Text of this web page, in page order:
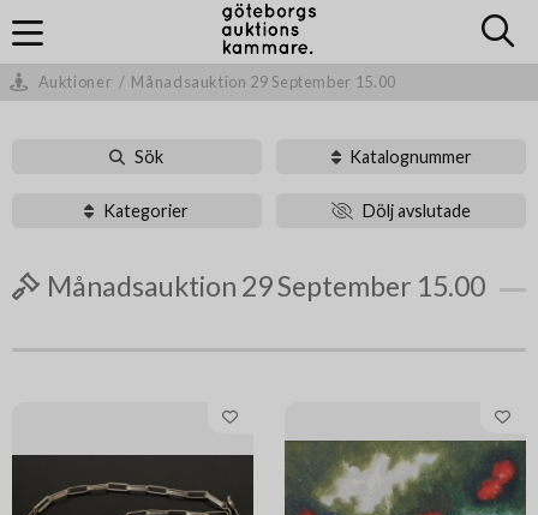
Auktioner / Månadsauktion 29 September 15.00
Sök Katalognummer
Kategorier Dölj avslutade
Månadsauktion 29 September 15.00